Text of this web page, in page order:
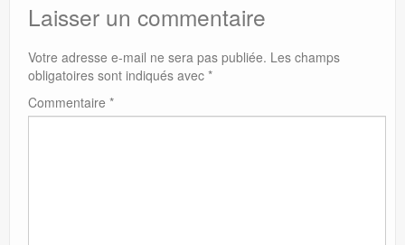
Laisser un commentaire
Votre adresse e-mail ne sera pas publiée. Les champs
obligatoires sont indiqués avec *
Commentaire *